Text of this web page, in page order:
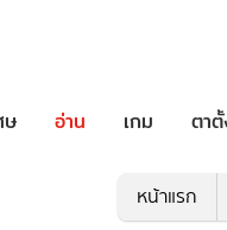
ษ อ่าน เกม ตา
หน้าแรก